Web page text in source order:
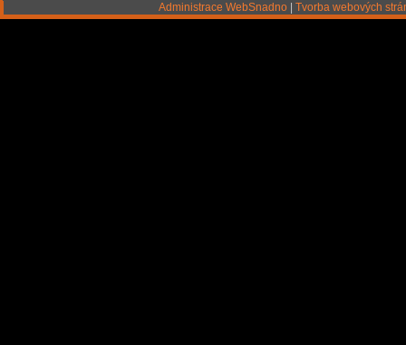
Administrace WebSnadno Tvorba webových